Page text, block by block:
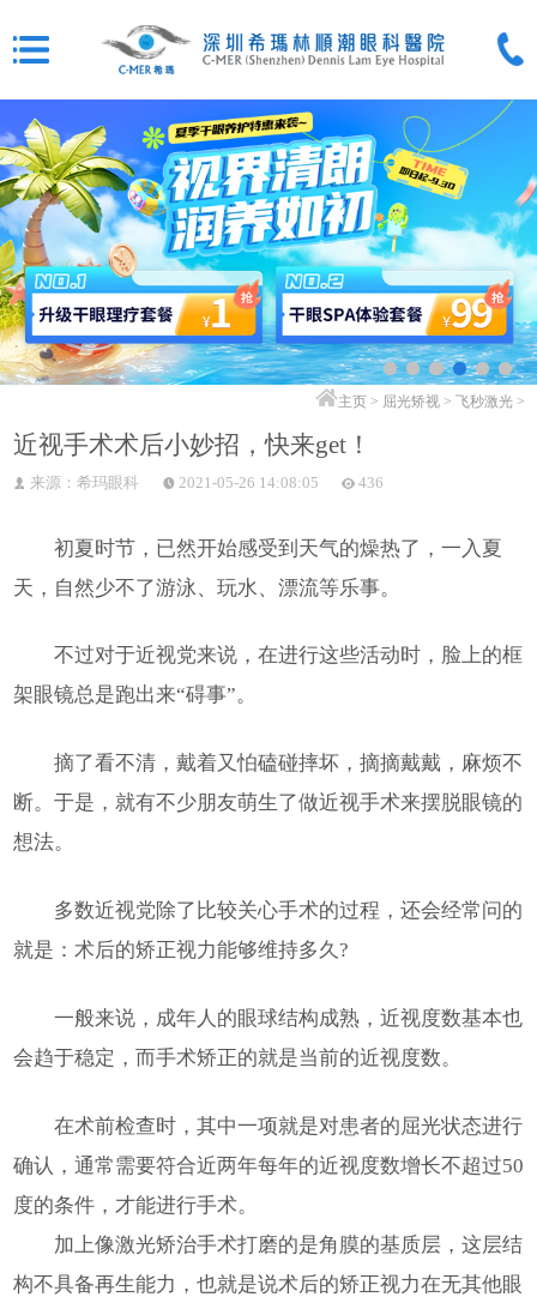
主页> 屈光矫视> 飞秒激光>
近视手术术后小妙招，快来get！
来源：希玛眼科 2021-05-26 14:08:05 436
初夏时节，已然开始感受到天气的燥热了，一入夏
天，自然少不了游泳、玩水、漂流等乐事。
不过对于近视党来说，在进行这些活动时，脸上的框
架眼镜总是跑出来“碍事”。
摘了看不清，戴着又怕磕碰摔坏，摘摘戴戴，麻烦不
断。于是，就有不少朋友萌生了做近视手术来摆脱眼镜的
想法。
多数近视党除了比较关心手术的过程，还会经常问的
就是：术后的矫正视力能够维持多久?
一般来说，成年人的眼球结构成熟，近视度数基本也
会趋于稳定，而手术矫正的就是当前的近视度数。
在术前检查时，其中一项就是对患者的屈光状态进行
确认，通常需要符合近两年每年的近视度数增长不超过50
度的条件，才能进行手术。
加上像激光矫治手术打磨的是角膜的基质层，这层结
构不具备再生能力，也就是说术后的矫正视力在无其他眼